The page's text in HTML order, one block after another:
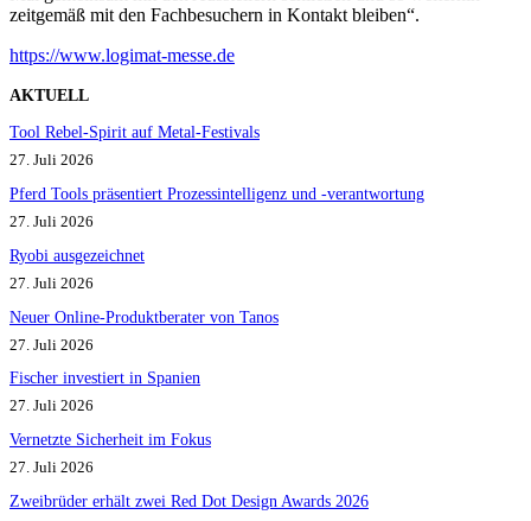
zeitgemäß mit den Fachbesuchern in Kontakt bleiben“.
https://www.logimat-messe.de
AKTUELL
Tool Rebel-Spirit auf Metal-Festivals
27. Juli 2026
Pferd Tools präsentiert Prozessintelligenz und -verantwortung
27. Juli 2026
Ryobi ausgezeichnet
27. Juli 2026
Neuer Online-Produktberater von Tanos
27. Juli 2026
Fischer investiert in Spanien
27. Juli 2026
Vernetzte Sicherheit im Fokus
27. Juli 2026
Zweibrüder erhält zwei Red Dot Design Awards 2026